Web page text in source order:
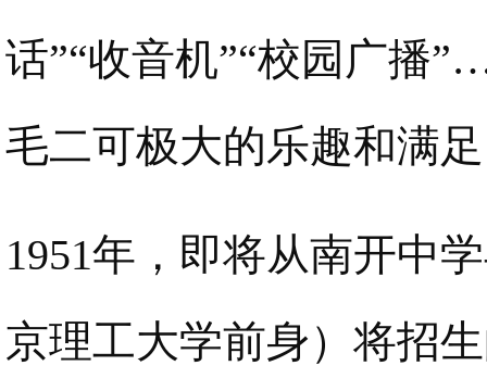
话”“收音机”“校园广播
毛二可极大的乐趣和满
1951年，即将从南开中
京理工大学前身）将招